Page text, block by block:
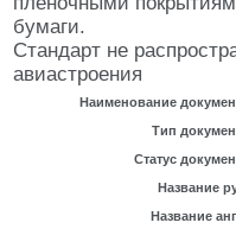
бумаги.
Стандарт не
авиастроения
Наименование
Тип
Статус
Название
Название